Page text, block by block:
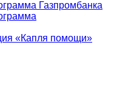
Газпромбанка
«Капля помощи»